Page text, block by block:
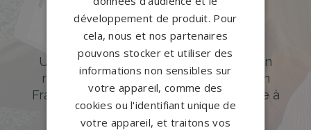
DÉCOUVREZ NOTRE CATALOGUE
Accompagnement sur-mesure
Un accompagnement sur mesure et un
réseau de 1200 partenaires partout en
France. Personnalisation avancée grâce à
notre configurateur 3D en ligne.
développement de produit. Pour
cela, nous et nos partenaires
pouvons stocker et utiliser des
informations non sensibles sur
votre appareil, comme des
cookies ou l'identifiant unique de
votre appareil, et traitons vos